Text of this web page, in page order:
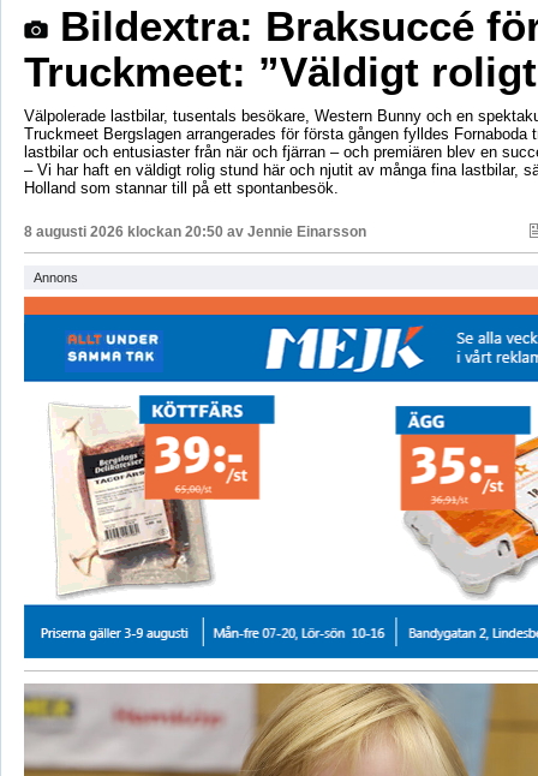
Bildextra: Braksuccé
Truckmeet: ”Väldigt
Välpolerade lastbilar, tusentals besökare, Western Bunny och en
Truckmeet Bergslagen arrangerades för första gången fylldes Fornaboda
lastbilar och entusiaster från när och fjärran – och premiären blev en
– Vi har haft en väldigt rolig stund här och njutit av många fina lastbilar,
Holland som stannar till på ett spontanbesök.
8 augusti 2026 klockan 20:50 av Jennie Einarsson
Annons